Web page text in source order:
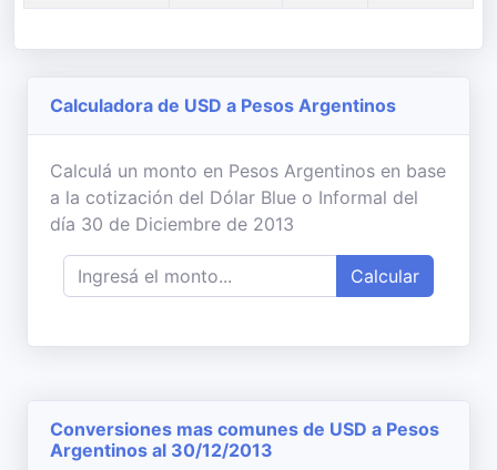
Calculadora de USD a Pesos Argentinos
Calculá un monto en Pesos Argentinos en base
a la cotización del Dólar Blue o Informal del
día 30 de Diciembre de 2013
Calcular
Conversiones mas comunes de USD a Pesos
Argentinos al 30/12/2013